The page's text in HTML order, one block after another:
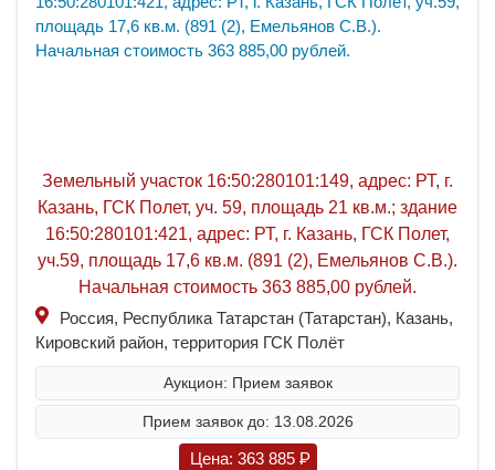
Земельный участок 16:50:280101:149, адрес: РТ, г.
Казань, ГСК Полет, уч. 59, площадь 21 кв.м.; здание
16:50:280101:421, адрес: РТ, г. Казань, ГСК Полет,
уч.59, площадь 17,6 кв.м. (891 (2), Емельянов С.В.).
Начальная стоимость 363 885,00 рублей.
Россия, Республика Татарстан (Татарстан), Казань,
Кировский район, территория ГСК Полёт
Аукцион: Прием заявок
Прием заявок до: 13.08.2026
Цена: 363 885 P